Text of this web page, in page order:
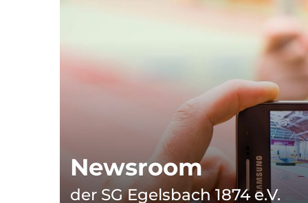
Newsroom
der SG Egelsbach 1874 e.V.